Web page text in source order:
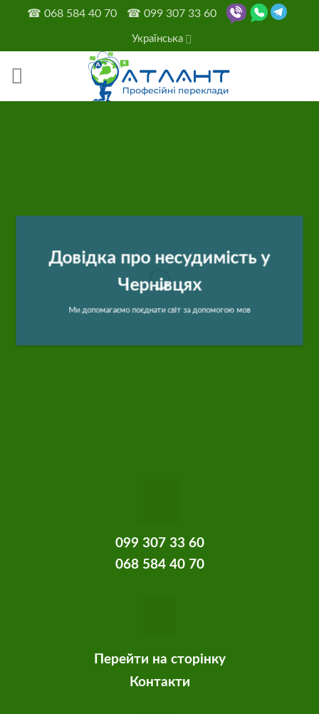
content
☎ 068 584 40 70 ☎ 099 307 33 60
Українська
Довідка про несудимість у
Чернівцях
Ми допомагаємо поєднати світ за допомогою мов
099 307 33 60
068 584 40 70
Перейти на сторінку
Контакти